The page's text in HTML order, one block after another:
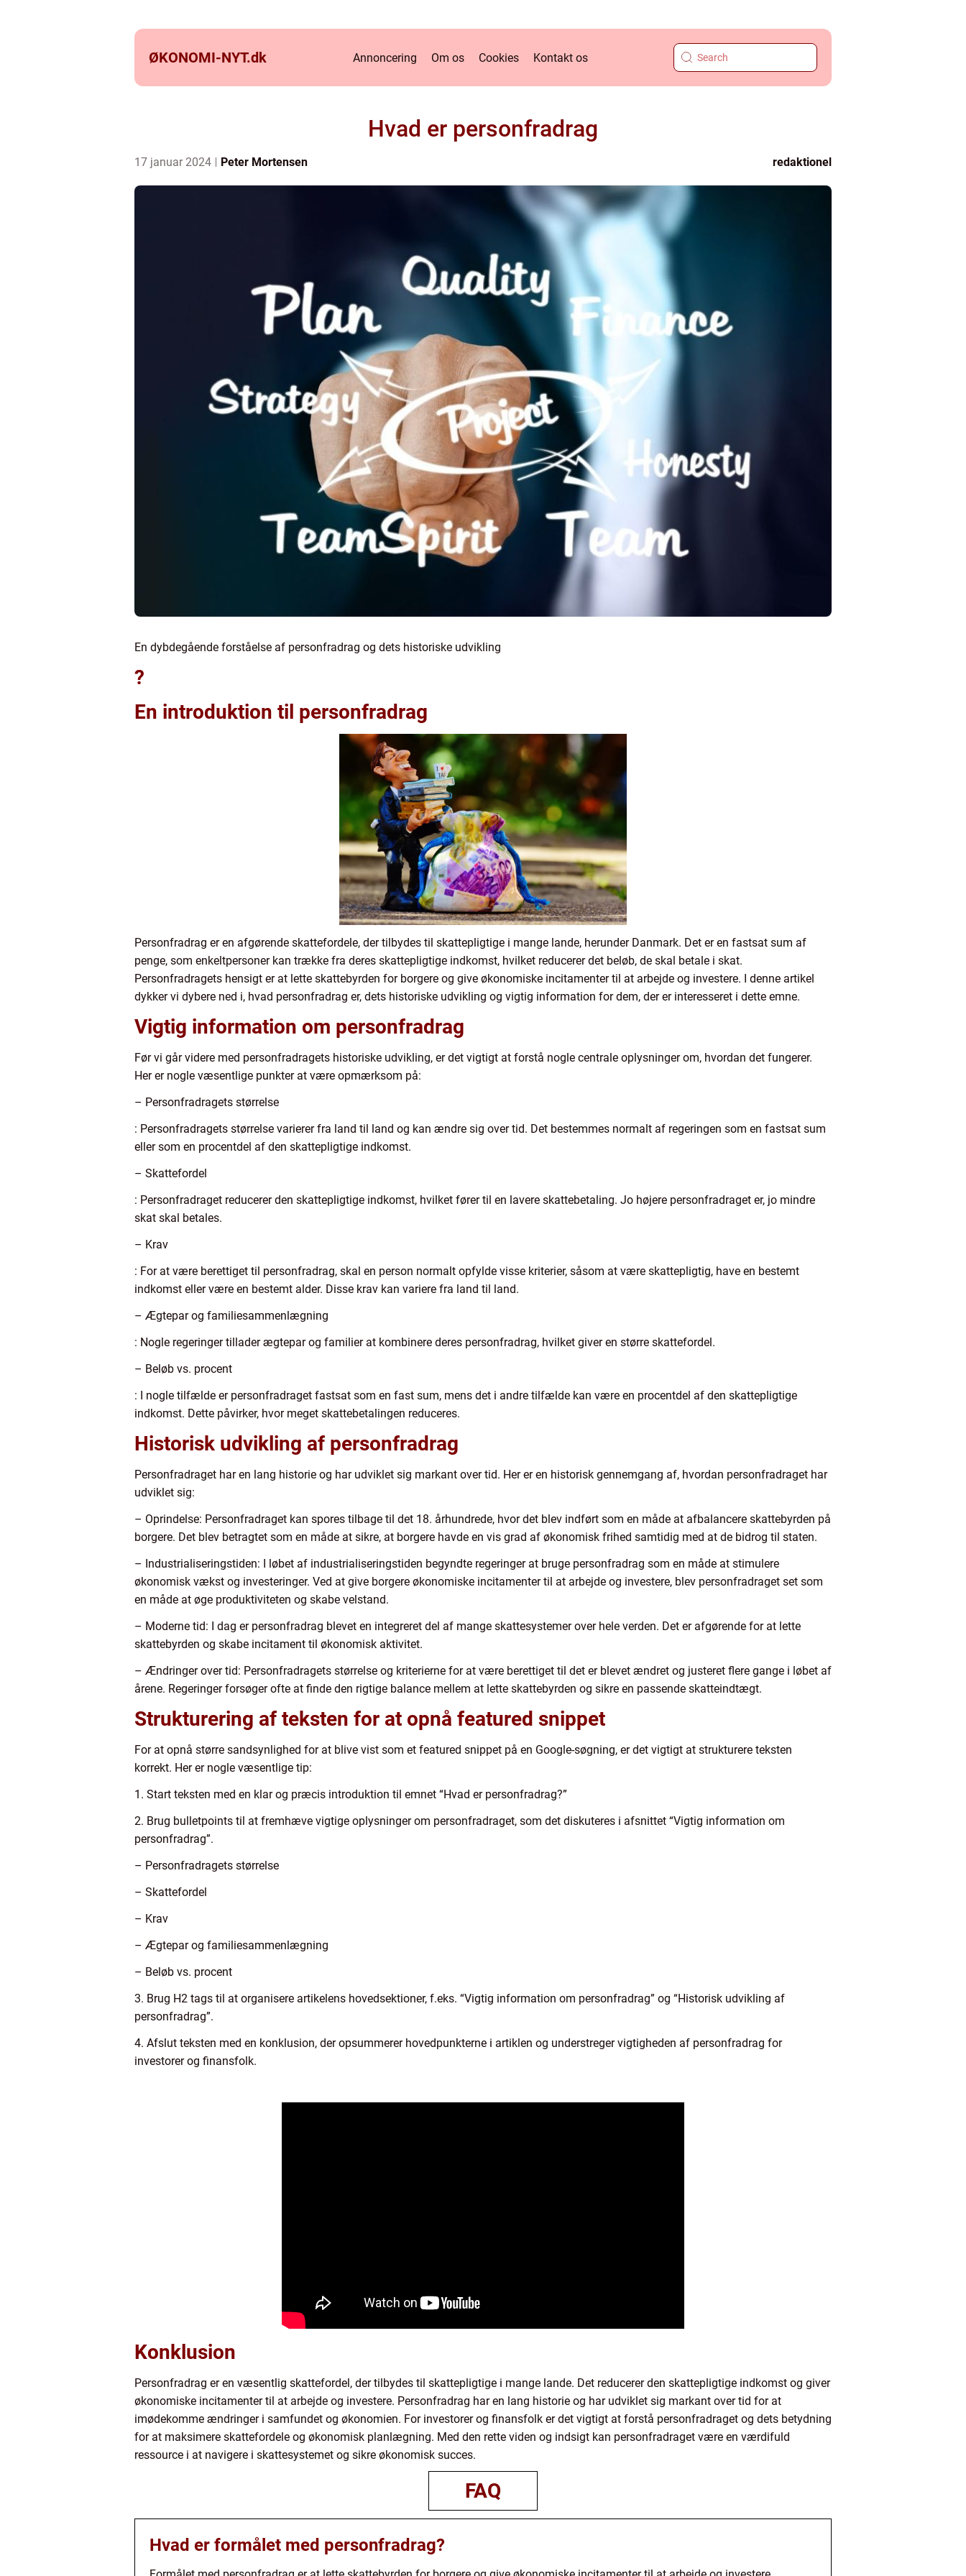
ØKONOMI-NYT.dk Annoncering Om os Cookies Kontakt os
Hvad er personfradrag
17 januar 2024 Peter Mortensen redaktionel
En dybdegående forståelse af personfradrag og dets historiske udvikling
?
En introduktion til personfradrag
Personfradrag er en afgørende skattefordele, der tilbydes til skattepligtige i mange lande, herunder Danmark. Det er en fastsat sum af
penge, som enkeltpersoner kan trække fra deres skattepligtige indkomst, hvilket reducerer det beløb, de skal betale i skat.
Personfradragets hensigt er at lette skattebyrden for borgere og give økonomiske incitamenter til at arbejde og investere. I denne artikel
dykker vi dybere ned i, hvad personfradrag er, dets historiske udvikling og vigtig information for dem, der er interesseret i dette emne.
Vigtig information om personfradrag
Før vi går videre med personfradragets historiske udvikling, er det vigtigt at forstå nogle centrale oplysninger om, hvordan det fungerer.
Her er nogle væsentlige punkter at være opmærksom på:
– Personfradragets størrelse
: Personfradragets størrelse varierer fra land til land og kan ændre sig over tid. Det bestemmes normalt af regeringen som en fastsat sum
eller som en procentdel af den skattepligtige indkomst.
– Skattefordel
: Personfradraget reducerer den skattepligtige indkomst, hvilket fører til en lavere skattebetaling. Jo højere personfradraget er, jo mindre
skat skal betales.
– Krav
: For at være berettiget til personfradrag, skal en person normalt opfylde visse kriterier, såsom at være skattepligtig, have en bestemt
indkomst eller være en bestemt alder. Disse krav kan variere fra land til land.
– Ægtepar og familiesammenlægning
: Nogle regeringer tillader ægtepar og familier at kombinere deres personfradrag, hvilket giver en større skattefordel.
– Beløb vs. procent
: I nogle tilfælde er personfradraget fastsat som en fast sum, mens det i andre tilfælde kan være en procentdel af den skattepligtige
indkomst. Dette påvirker, hvor meget skattebetalingen reduceres.
Historisk udvikling af personfradrag
Personfradraget har en lang historie og har udviklet sig markant over tid. Her er en historisk gennemgang af, hvordan personfradraget har
udviklet sig:
– Oprindelse: Personfradraget kan spores tilbage til det 18. århundrede, hvor det blev indført som en måde at afbalancere skattebyrden på
borgere. Det blev betragtet som en måde at sikre, at borgere havde en vis grad af økonomisk frihed samtidig med at de bidrog til staten.
– Industrialiseringstiden: I løbet af industrialiseringstiden begyndte regeringer at bruge personfradrag som en måde at stimulere
økonomisk vækst og investeringer. Ved at give borgere økonomiske incitamenter til at arbejde og investere, blev personfradraget set som
en måde at øge produktiviteten og skabe velstand.
– Moderne tid: I dag er personfradrag blevet en integreret del af mange skattesystemer over hele verden. Det er afgørende for at lette
skattebyrden og skabe incitament til økonomisk aktivitet.
– Ændringer over tid: Personfradragets størrelse og kriterierne for at være berettiget til det er blevet ændret og justeret flere gange i løbet af
årene. Regeringer forsøger ofte at finde den rigtige balance mellem at lette skattebyrden og sikre en passende skatteindtægt.
Strukturering af teksten for at opnå featured snippet
For at opnå større sandsynlighed for at blive vist som et featured snippet på en Google-søgning, er det vigtigt at strukturere teksten
korrekt. Her er nogle væsentlige tip:
1. Start teksten med en klar og præcis introduktion til emnet “Hvad er personfradrag?”
2. Brug bulletpoints til at fremhæve vigtige oplysninger om personfradraget, som det diskuteres i afsnittet “Vigtig information om
personfradrag”.
– Personfradragets størrelse
– Skattefordel
– Krav
– Ægtepar og familiesammenlægning
– Beløb vs. procent
3. Brug H2 tags til at organisere artikelens hovedsektioner, f.eks. “Vigtig information om personfradrag” og “Historisk udvikling af
personfradrag”.
4. Afslut teksten med en konklusion, der opsummerer hovedpunkterne i artiklen og understreger vigtigheden af personfradrag for
investorer og finansfolk.
Konklusion
Personfradrag er en væsentlig skattefordel, der tilbydes til skattepligtige i mange lande. Det reducerer den skattepligtige indkomst og giver
økonomiske incitamenter til at arbejde og investere. Personfradrag har en lang historie og har udviklet sig markant over tid for at
imødekomme ændringer i samfundet og økonomien. For investorer og finansfolk er det vigtigt at forstå personfradraget og dets betydning
for at maksimere skattefordele og økonomisk planlægning. Med den rette viden og indsigt kan personfradraget være en værdifuld
ressource i at navigere i skattesystemet og sikre økonomisk succes.
FAQ
Hvad er formålet med personfradrag?